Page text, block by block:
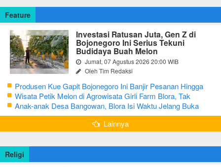
Feature
Investasi Ratusan Juta, Gen Z di
Bojonegoro Ini Serius Tekuni
Budidaya Buah Melon
Jumat, 07 Agustus 2026 20:00 WIB
Oleh Tim Redaksi
Produsen Kue Gapit Bojonegoro Ini Banjir Pesanan Hingga
Puluhan Juta di Bulan Ramadan
Wisata Petik Melon di Agrowisata Girli Farm Blora, Tak
Sampai 5 Hari Sudah Ludes Terjual
Anak-anak Desa Bangowan, Blora Isi Waktu Jelang Buka
Puasa dengan Latihan Gamelan
Lainnya
Religi